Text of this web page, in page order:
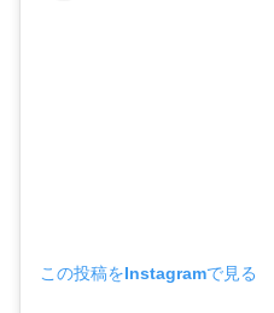
この投稿をInstagramで見る